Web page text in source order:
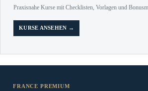
Praxisnahe Kurse mit Checklisten, Vorlagen und
KURSE ANSEHEN →
FRANCE PREMIUM